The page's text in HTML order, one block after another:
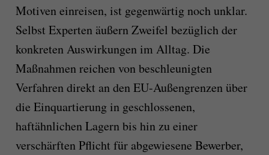
Motiven einreisen, ist gegenwärtig noch unklar.
Selbst Experten äußern Zweifel bezüglich der
konkreten Auswirkungen im Alltag. Die
Maßnahmen reichen von beschleunigten
Verfahren direkt an den EU-Außengrenzen über
die Einquartierung in geschlossenen,
haftähnlichen Lagern bis hin zu einer
verschärften Pflicht für abgewiesene Bewerber,